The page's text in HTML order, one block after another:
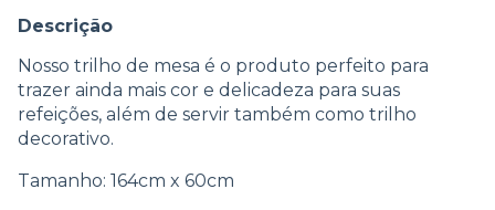
Descrição
Nosso trilho de mesa é o produto perfeito para
trazer ainda mais cor e delicadeza para suas
refeições, além de servir também como trilho
decorativo.
Tamanho: 164cm x 60cm